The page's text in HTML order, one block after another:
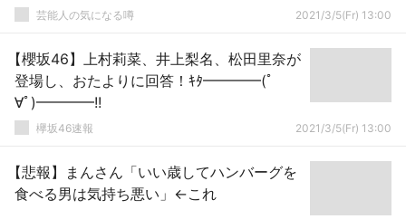
芸能人の気になる噂 2021/3/5(Fr) 13:00
【櫻坂46】上村莉菜、井上梨名、松田里奈が
登場し、おたよりに回答！ｷﾀ━━━━(ﾟ
∀ﾟ)━━━━!!
欅坂46速報 2021/3/5(Fr) 13:00
【悲報】まんさん「いい歳してハンバーグを
食べる男は気持ち悪い」←これ